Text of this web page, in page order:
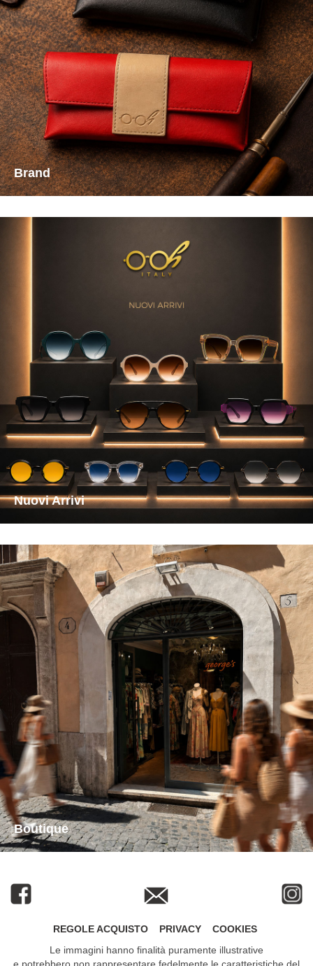
Brand
Nuovi Arrivi
Boutique
REGOLE ACQUISTO PRIVACY
COOKIES
Le immagini hanno finalità puramente illustrative